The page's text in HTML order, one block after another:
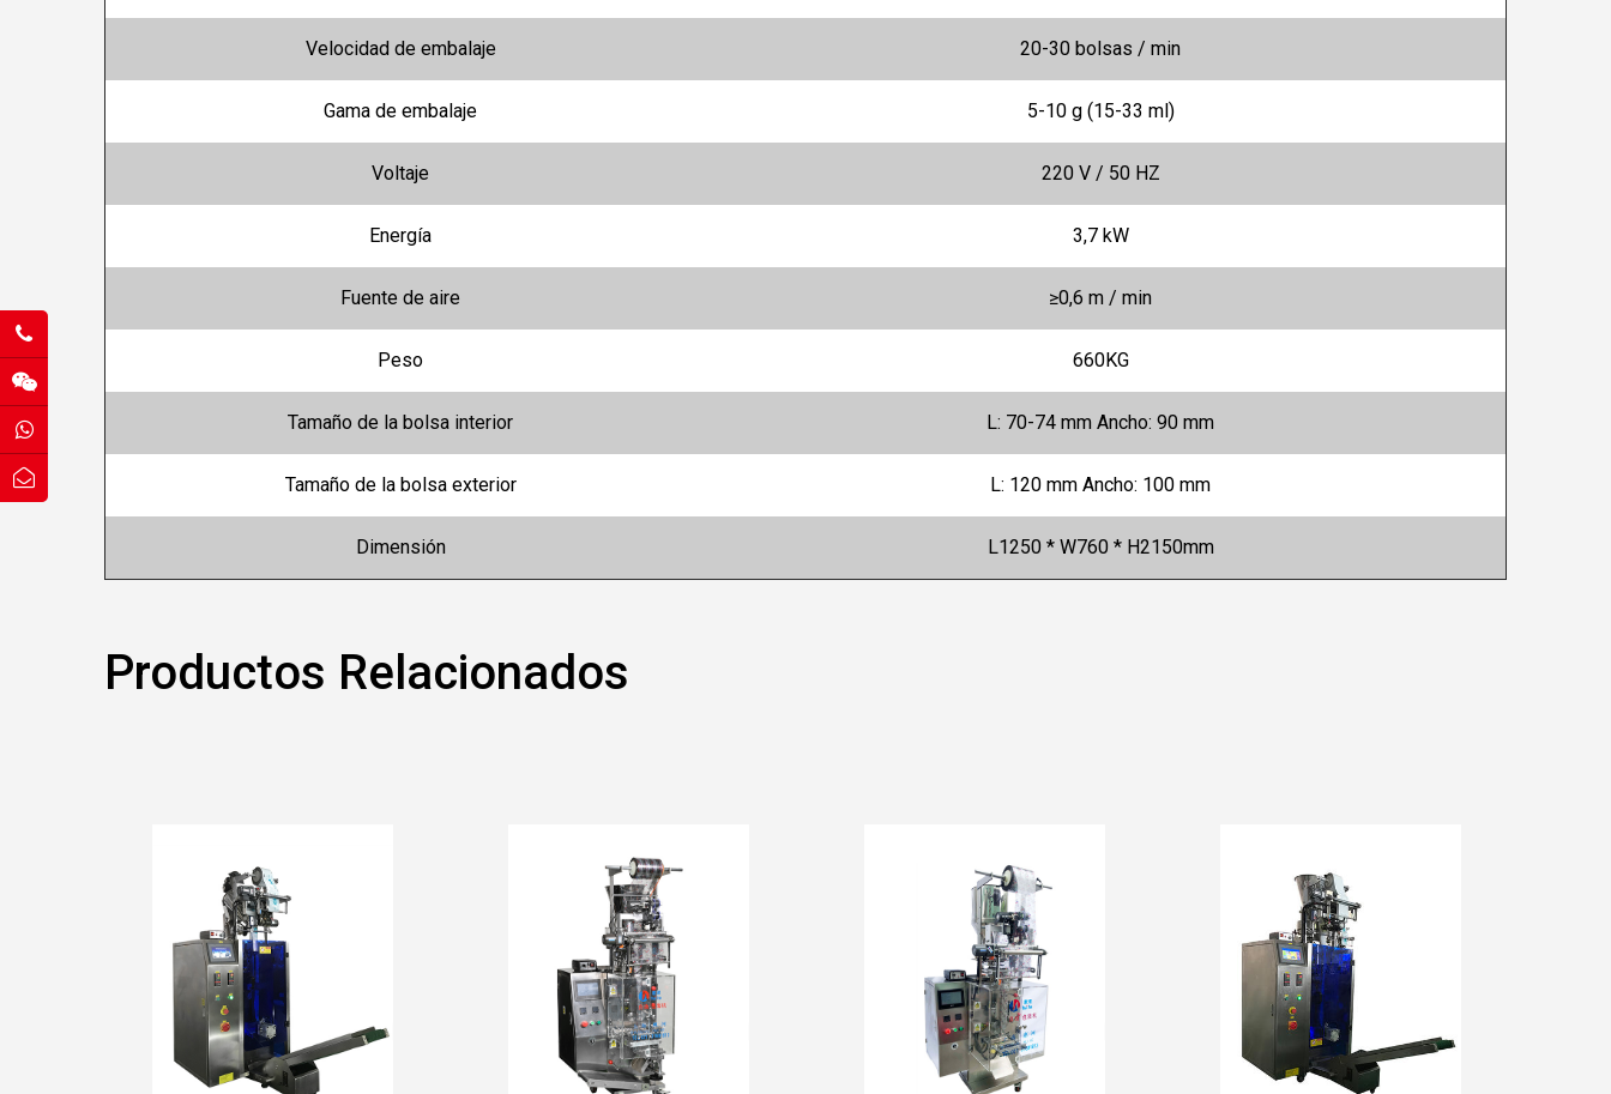
Velocidad de embalaje 20-30 bolsas / min
Gama de embalaje 5-10 g (15-33 ml)
Voltaje 220 V / 50 HZ
Energía 3,7 kW
Fuente de aire ≥0,6 m / min
Peso 660KG
Tamaño de la bolsa interior L: 70-74 mm Ancho: 90 mm
Tamaño de la bolsa exterior L: 120 mm Ancho: 100 mm
Dimensión L1250 * W760 * H2150mm
Productos Relacionados